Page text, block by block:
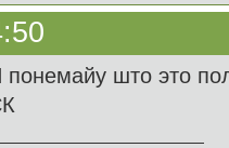
понемайу што это